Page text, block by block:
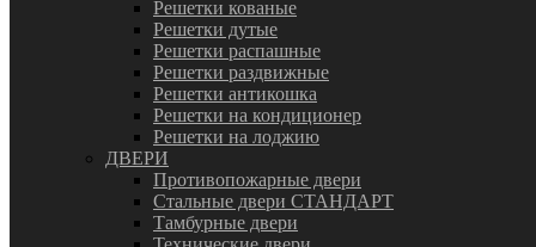
Решетки кованые
Решетки дутые
Решетки распашные
Решетки раздвижные
Решетки антикошка
Решетки на кондиционер
Решетки на лоджию
ДВЕРИ
Противопожарные двери
Стальные двери СТАНДАРТ
Тамбурные двери